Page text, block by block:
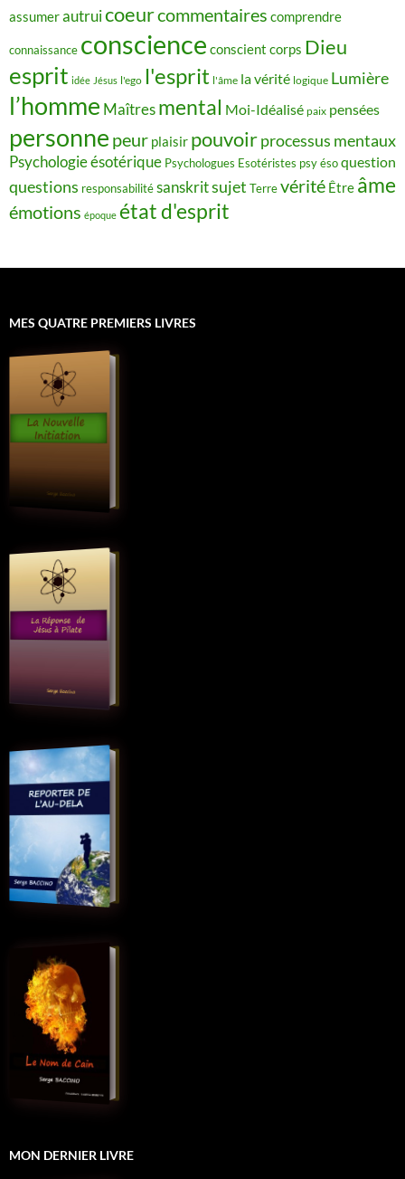
assumerautruicoeurcommentaires comprendre
connaissance conscience conscient corps Dieu
esprit idée Jésus l'ego l'esprit l'âme la vérité logique Lumière
l’homme Maîtres mental Moi-Idéalisé paix pensées
personne peur plaisir pouvoirprocessus mentaux
Psychologie ésotérique Psychologues Esotéristes psy ésoquestion
questions responsabilitésanskritsujet Terrevérité Être âme
émotions époque état d'esprit
MES QUATRE PREMIERS LIVRES
MON DERNIER LIVRE